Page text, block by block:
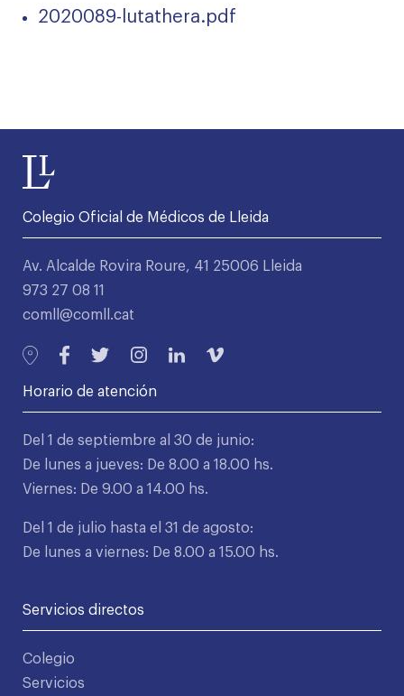
2020089-lutathera.pdf
Colegio Oficial de Médicos de Lleida
Av. Alcalde Rovira Roure, 41 25006 Lleida
973 27 08 11
comll@comll.cat
Horario de atención
Del 1 de septiembre al 30 de junio:
De lunes a jueves: De 8.00 a 18.00 hs.
Viernes: De 9.00 a 14.00 hs.
Del 1 de julio hasta el 31 de agosto:
De lunes a viernes: De 8.00 a 15.00 hs.
Servicios directos
Colegio
Servicios